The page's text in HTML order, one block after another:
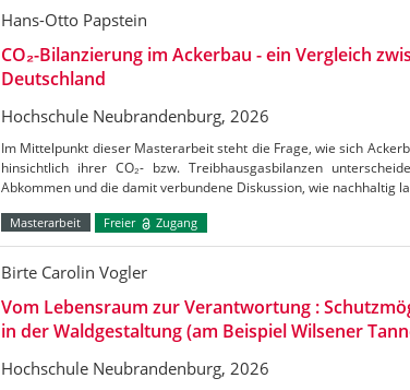
Hans-Otto Papstein
CO₂-Bilanzierung im Ackerbau - ein Vergleich
Deutschland
Hochschule Neubrandenburg, 2026
Im Mittelpunkt dieser Masterarbeit steht die Frage, wie sich
hinsichtlich ihrer CO₂- bzw. Treibhausgasbilanzen
Abkommen und die damit verbundene Diskussion, wie nachhaltig
Masterarbeit Freier Zugang
Birte Carolin Vogler
Vom Lebensraum zur Verantwortung :
in der Waldgestaltung (am Beispiel Wilsener
Hochschule Neubrandenburg, 2026